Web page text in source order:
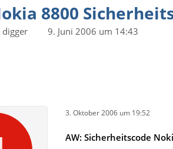
8800
digger
9. Juni 2006 um 14:43
3. Oktober 2006 um 19:52
AW: Sicherheitscode